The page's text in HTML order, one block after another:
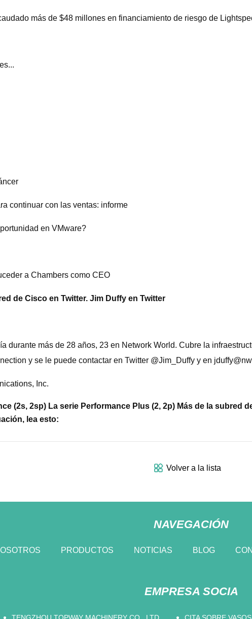
más de $48 millones en financiamiento de riesgo de
continuar con las ventas: informe
en VMware?
a Chambers como CEO
de Cisco en Twitter. Jim Duffy en Twitter
durante más de 28 años, 23 en Network World. Cubre la
y se le puede contactar en Twitter @Jim_Duffy y en
Inc.
(2s, 2sp) La serie Performance Plus (2, 2p) Más de la
lea esto:
Volver a la lista
NAVEGACIÓN
PRODUCTOS NOTICIAS BLOG
EMPRESA SOCIA
TENGZHOU TOPWAY MACHINERY CO., LTD CITA SOBRE